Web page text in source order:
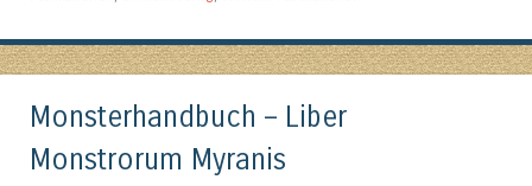
Monsterhandbuch – Liber
Monstrorum Myranis